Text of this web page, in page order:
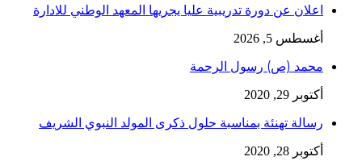
اعلان عن دورة تدريبية عليا يجريها المعهد الوطني للادارة
أغسطس 5, 2026
محمد (ص) رسول الرحمة
أكتوبر 29, 2020
رسالة تهنئة بمناسبة حلول ذكرى المولد النبوي الشريف
أكتوبر 28, 2020